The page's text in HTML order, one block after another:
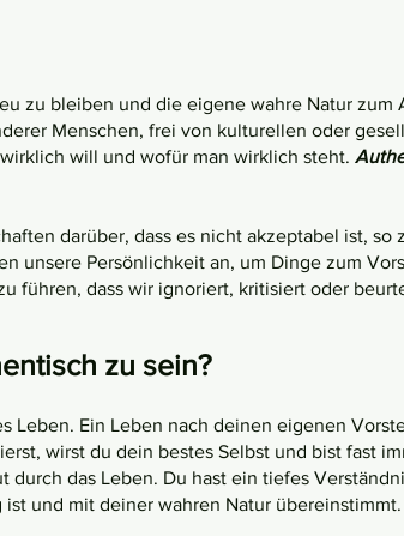
zu bleiben und die eigene wahre Natur zum
Menschen, frei von kulturellen oder
will und wofür man wirklich steht.
darüber, dass es nicht akzeptabel ist,
unsere Persönlichkeit an, um Dinge zum
führen, dass wir ignoriert, kritisiert oder
zu sein?
Leben. Ein Leben nach deinen eigenen
wirst du dein bestes Selbst und bist fast
das Leben. Du hast ein tiefes
und mit deiner wahren Natur übereinstimmt.